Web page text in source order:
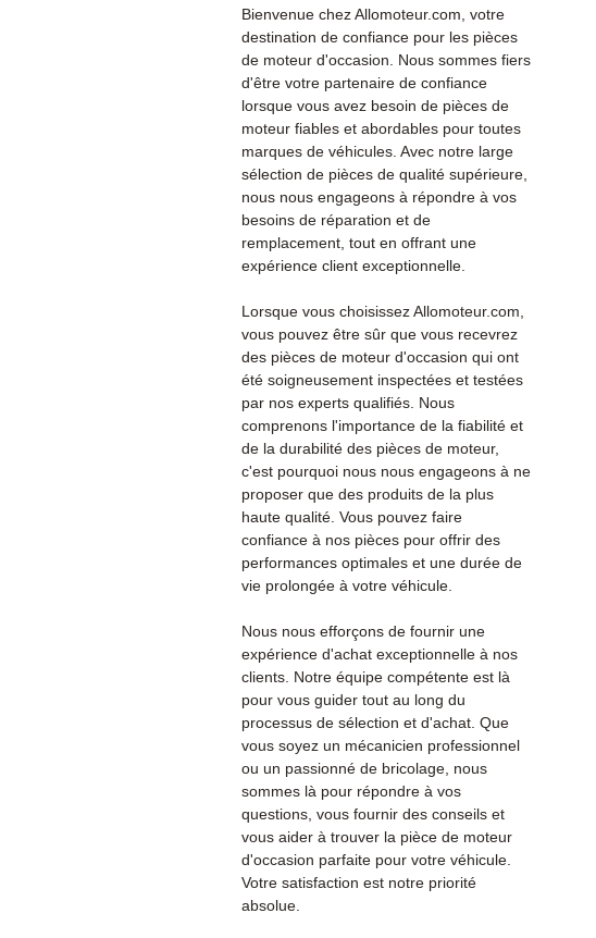
Bienvenue chez Allomoteur.com, votre
destination de confiance pour les pièces
de moteur d'occasion. Nous sommes fiers
d'être votre partenaire de confiance
lorsque vous avez besoin de pièces de
moteur fiables et abordables pour toutes
marques de véhicules. Avec notre large
sélection de pièces de qualité supérieure,
nous nous engageons à répondre à vos
besoins de réparation et de
remplacement, tout en offrant une
expérience client exceptionnelle.
Lorsque vous choisissez Allomoteur.com,
vous pouvez être sûr que vous recevrez
des pièces de moteur d'occasion qui ont
été soigneusement inspectées et testées
par nos experts qualifiés. Nous
comprenons l'importance de la fiabilité et
de la durabilité des pièces de moteur,
c'est pourquoi nous nous engageons à ne
proposer que des produits de la plus
haute qualité. Vous pouvez faire
confiance à nos pièces pour offrir des
performances optimales et une durée de
vie prolongée à votre véhicule.
Nous nous efforçons de fournir une
expérience d'achat exceptionnelle à nos
clients. Notre équipe compétente est là
pour vous guider tout au long du
processus de sélection et d'achat. Que
vous soyez un mécanicien professionnel
ou un passionné de bricolage, nous
sommes là pour répondre à vos
questions, vous fournir des conseils et
vous aider à trouver la pièce de moteur
d'occasion parfaite pour votre véhicule.
Votre satisfaction est notre priorité
absolue.